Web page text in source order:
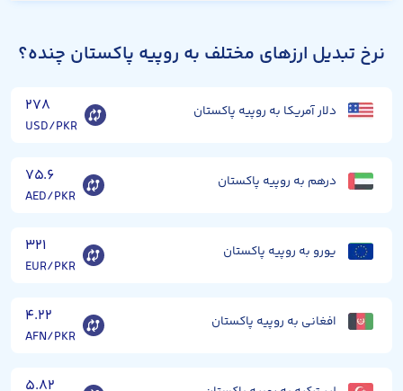
نرخ تبدیل ارزهای مختلف به روپیه پاکستان چنده؟
دلار آمریکا به روپیه پاکستان ۲۷۸
USD/PKR
درهم به روپیه پاکستان ۷۵.۶
AED/PKR
یورو به روپیه پاکستان ۳۲۱
EUR/PKR
افغانی به روپیه پاکستان ۴.۲۲
AFN/PKR
۵.۸۲